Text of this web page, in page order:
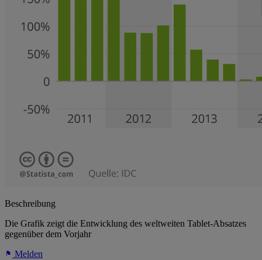
Beschreibung
Die Grafik zeigt die Entwicklung des weltweiten Tablet-Absatzes
gegenüber dem Vorjahr
Melden